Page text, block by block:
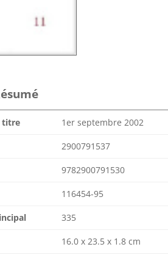
titre 1er septembre 2002
2900791537
9782900791530
116454-95
335
16.0 x 23.5 x 1.8 cm